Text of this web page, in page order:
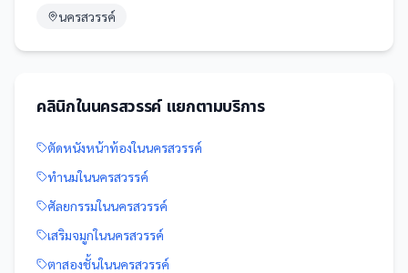
นครสวรรค์
คลินิกในนครสวรรค์แยกตามบริการ
ตัดหนังหน้าท้องในนครสวรรค์
ทำนมในนครสวรรค์
ศัลยกรรมในนครสวรรค์
เสริมจมูกในนครสวรรค์
ตาสองชั้นในนครสวรรค์